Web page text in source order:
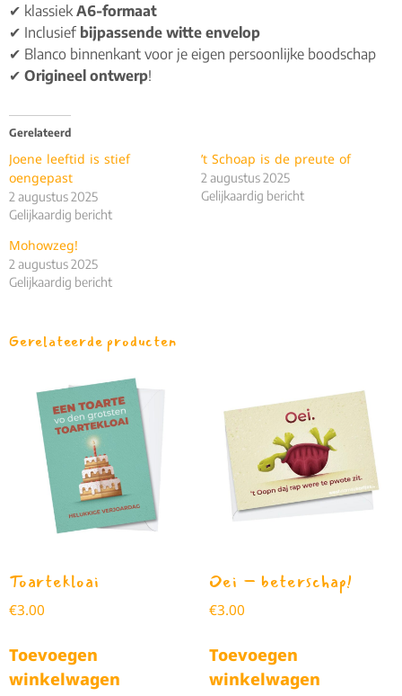
✔ klassiek A6-formaat
✔ Inclusief bijpassende witte envelop
✔ Blanco binnenkant voor je eigen persoonlijke boodschap
✔ Origineel ontwerp!
Gerelateerd
Joene leeftid is stief
oengepast
2 augustus 2025
Gelijkaardig bericht
’t Schoap is de preute of
2 augustus 2025
Gelijkaardig bericht
Mohowzeg!
2 augustus 2025
Gelijkaardig bericht
Gerelateerde producten
Toartekloai
€3.00
Toevoegen
winkelwagen
Oei – beterschap!
€3.00
Toevoegen
winkelwagen